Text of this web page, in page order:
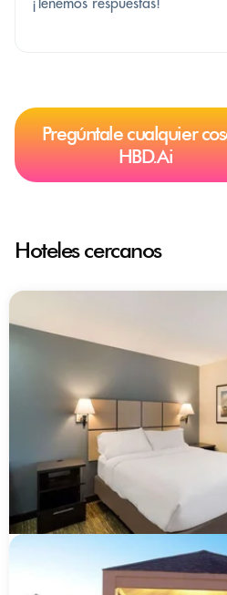
Pregúntale cualquier
HBD.Ai
Hoteles cercanos